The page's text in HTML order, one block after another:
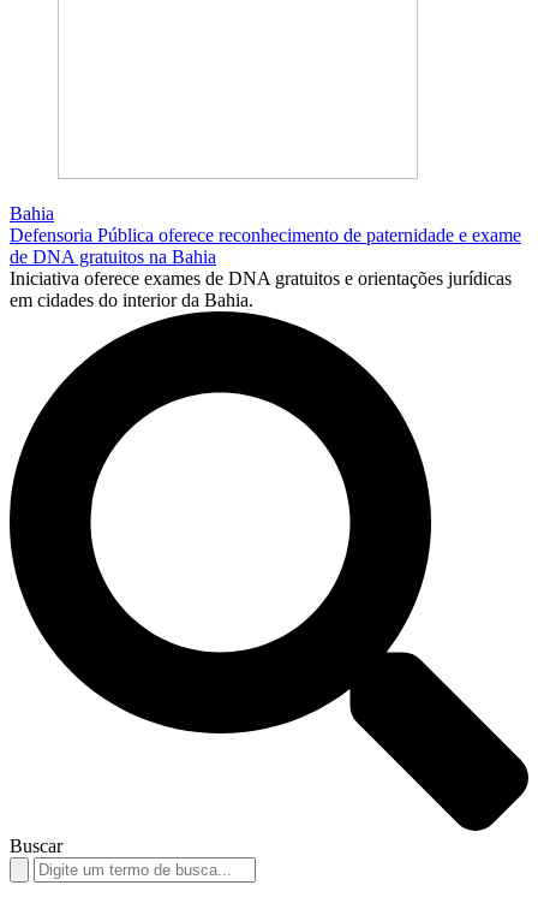
Bahia
Defensoria Pública oferece reconhecimento de paternidade e exame
de DNA gratuitos na Bahia
Iniciativa oferece exames de DNA gratuitos e orientações jurídicas
em cidades do interior da Bahia.
Buscar
Search
for: